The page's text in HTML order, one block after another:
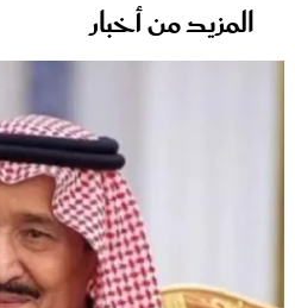
المزيد من أخبار